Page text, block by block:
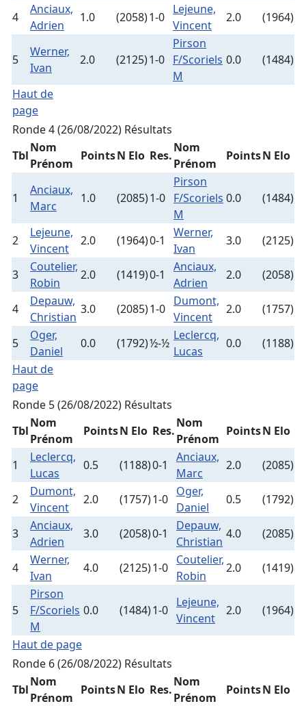
4
Anciaux,
Adrien
1.0 (2058)1-0
Lejeune,
Vincent
2.0 (1964)
5
Werner,
Ivan
2.0 (2125)1-0
Pirson
F/Scoriels
M
0.0 (1484)
Haut de
page
Ronde 4 (26/08/2022) Résultats
Tbl
Nom
Prénom
PointsN Elo Res.
Nom
Prénom
PointsN Elo
1
Anciaux,
Marc
1.0 (2085)1-0
Pirson
F/Scoriels
M
0.0 (1484)
2
Lejeune,
Vincent
2.0 (1964)0-1
Werner,
Ivan
3.0 (2125)
3
Coutelier,
Robin
2.0 (1419)0-1
Anciaux,
Adrien
2.0 (2058)
4
Depauw,
Christian
3.0 (2085)1-0
Dumont,
Vincent
2.0 (1757)
5
Oger,
Daniel
0.0 (1792)½-½
Leclercq,
Lucas
0.0
(1188)
Haut de
page
Ronde 5 (26/08/2022) Résultats
Tbl
Nom
Prénom
PointsN Elo Res.
Nom
Prénom
PointsN Elo
1
Leclercq,
Lucas
0.5 (1188)0-1
Anciaux,
Marc
2.0 (2085)
2
Dumont,
Vincent
2.0 (1757)1-0
Oger,
Daniel
0.5 (1792)
3
Anciaux,
Adrien
3.0 (2058)0-1
Depauw,
Christian
4.0 (2085)
4
Werner,
Ivan
4.0 (2125)1-0
Coutelier,
Robin
2.0 (1419)
5
Pirson
F/Scoriels
M
0.0 (1484)1-0
Lejeune,
Vincent
2.0 (1964)
Haut de page
Ronde 6 (26/08/2022) Résultats
Tbl
Nom
Prénom
PointsN Elo Res.
Nom
Prénom
PointsN Elo